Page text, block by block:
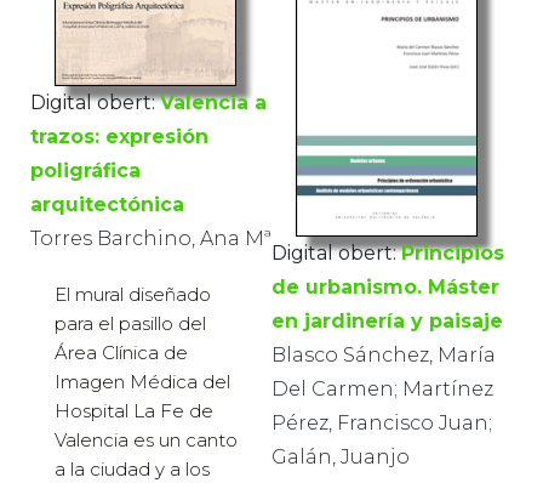
Digital obert: Valencia a
trazos: expresión
poligráfica
arquitectónica
Torres Barchino, Ana Mª
El mural diseñado
para el pasillo del
Área Clínica de
Imagen Médica del
Hospital La Fe de
Valencia es un canto
a la ciudad y a los
Digital obert: Principios
de urbanismo. Máster
en jardinería y paisaje
Blasco Sánchez, María
Del Carmen; Martínez
Pérez, Francisco Juan;
Galán, Juanjo